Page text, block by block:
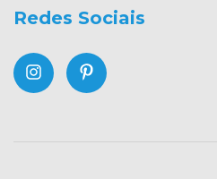
Redes Sociais